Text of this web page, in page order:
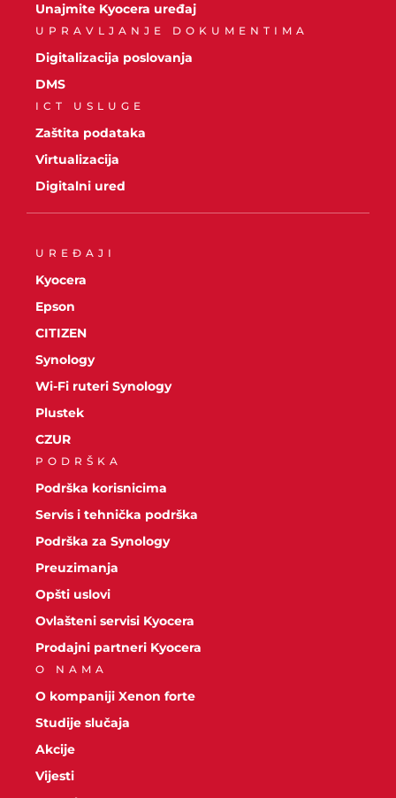
Unajmite Kyocera uređaj
UPRAVLJANJE DOKUMENTIMA
Digitalizacija poslovanja
DMS
ICT USLUGE
Zaštita podataka
Virtualizacija
Digitalni ured
UREĐAJI
Kyocera
Epson
CITIZEN
Synology
Wi-Fi ruteri Synology
Plustek
CZUR
PODRŠKA
Podrška korisnicima
Servis i tehnička podrška
Podrška za Synology
Preuzimanja
Opšti uslovi
Ovlašteni servisi Kyocera
Prodajni partneri Kyocera
O NAMA
O kompaniji Xenon forte
Studije slučaja
Akcije
Vijesti